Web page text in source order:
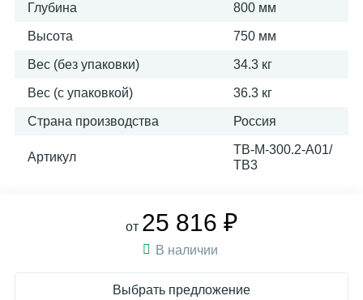
Глубина 800 мм
Высота 750 мм
Вес (без упаковки) 34.3 кг
Вес (с упаковкой) 36.3 кг
Страна производства Россия
Артикул
ТВ-M-300.2-A01/
ТВ3
от 25 816 ₽
В наличии
Выбрать предложение